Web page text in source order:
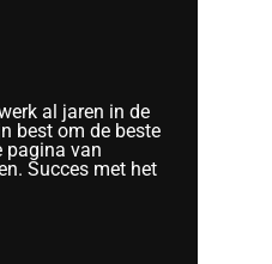
al jaren in de
best om de beste
pagina van
Succes met het